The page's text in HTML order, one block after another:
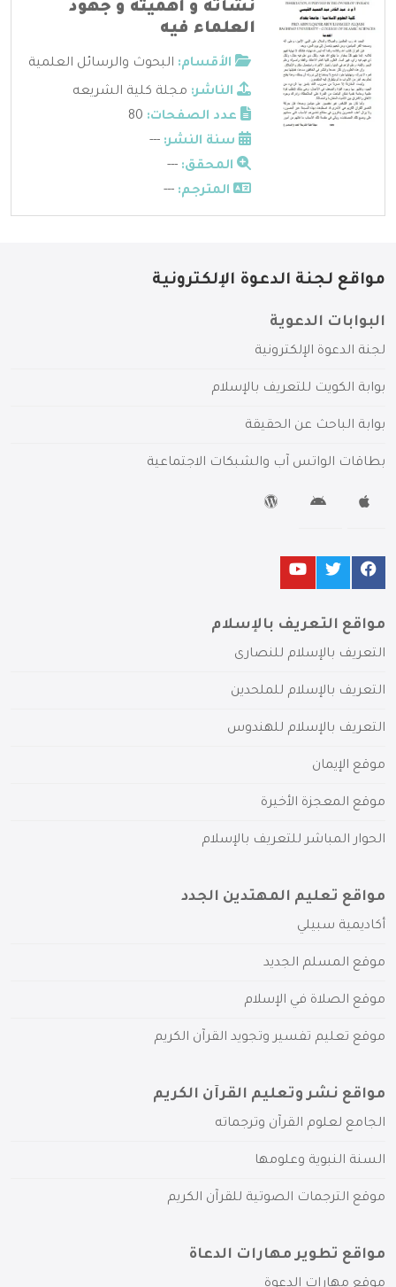
نشأته و اهميته و جهود
العلماء فيه
الأقسام: البحوث والرسائل العلمية
الناشر: مجلة كلية الشريعه
عدد الصفحات:
سنة النشر: ---
المحقق: ---
المترجم: ---
مواقع لجنة الدعوة الإلكترونية
البوابات الدعوية
لجنة الدعوة الإلكترونية
بوابة الكويت للتعريف بالإسلام
بوابة الباحث عن الحقيقة
بطاقات الواتس آب والشبكات الاجتماعية
مواقع التعريف بالإسلام
التعريف بالإسلام للنصارى
التعريف بالإسلام للملحدين
التعريف بالإسلام للهندوس
موقع الإيمان
موقع المعجزة الأخيرة
الحوار المباشر للتعريف بالإسلام
مواقع تعليم المهتدين الجدد
أكاديمية سبيلي
موقع المسلم الجديد
موقع الصلاة في الإسلام
موقع تعليم تفسير وتجويد القرآن الكريم
مواقع نشر وتعليم القرآن الكريم
الجامع لعلوم القرآن وترجماته
السنة النبوية وعلومها
موقع الترجمات الصوتية للقرآن الكريم
مواقع تطوير مهارات الدعاة